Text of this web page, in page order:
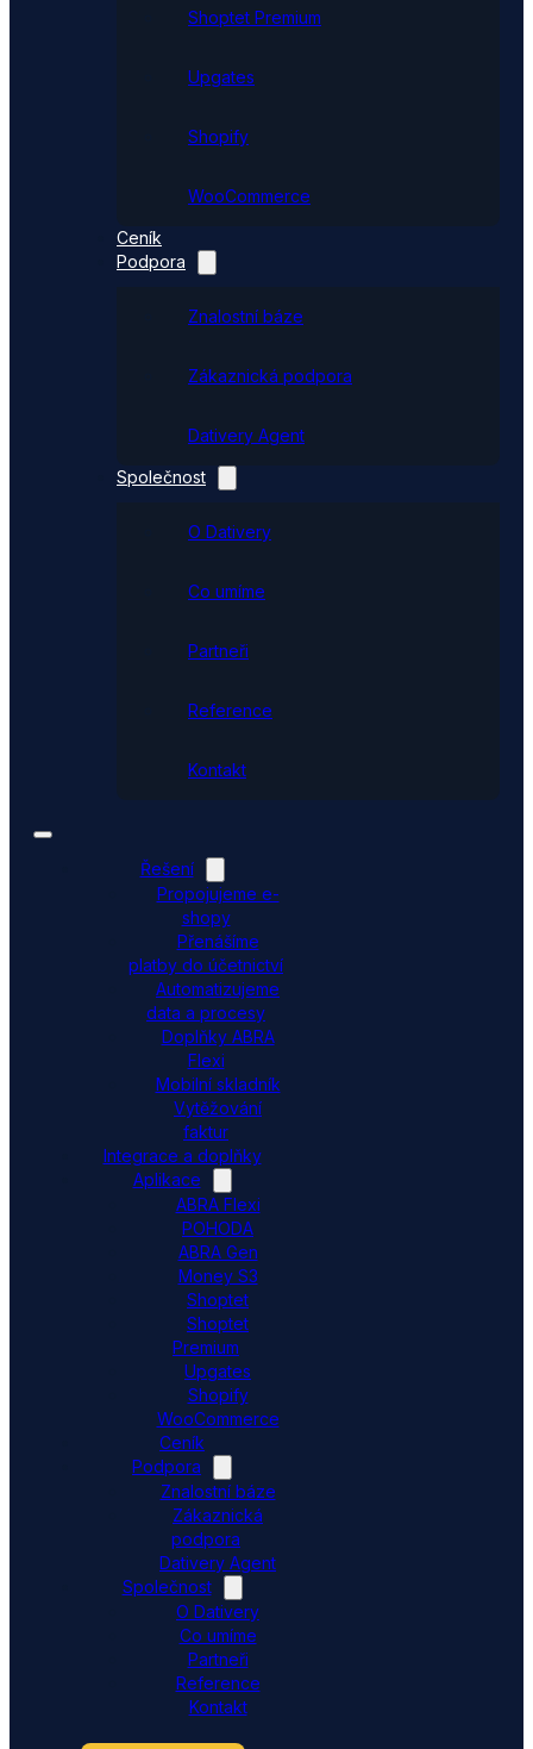
Shoptet Premium
Upgates
Shopify
WooCommerce
Ceník
Podpora
Znalostní báze
Zákaznická podpora
Dativery Agent
Společnost
O Dativery
Co umíme
Partneři
Reference
Kontakt
Řešení
Propojujeme e-
shopy
Přenášíme
platby do účetnictví
Automatizujeme
data a procesy
Doplňky ABRA
Flexi
Mobilní skladník
Vytěžování
faktur
Integrace a doplňky
Aplikace
ABRA Flexi
POHODA
ABRA Gen
Money S3
Shoptet
Shoptet
Premium
Upgates
Shopify
WooCommerce
Ceník
Podpora
Znalostní báze
Zákaznická
podpora
Dativery Agent
Společnost
O Dativery
Co umíme
Partneři
Reference
Kontakt